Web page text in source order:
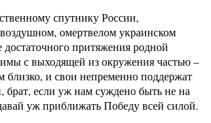
спутнику России,
омертвелом украинском
достаточного притяжения родной
с выходящей из окружения частью –
близко, и свои непременно поддержат
если уж нам суждено быть не на
уж приближать Победу всей силой.